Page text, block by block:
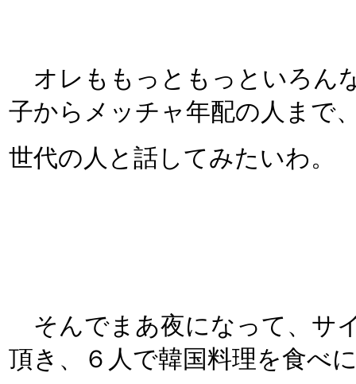
オレももっともっといろん
子からメッチャ年配の人まで
世代の人と話してみたいわ。
そんでまあ夜になって、サ
頂き、６人で韓国料理を食べ